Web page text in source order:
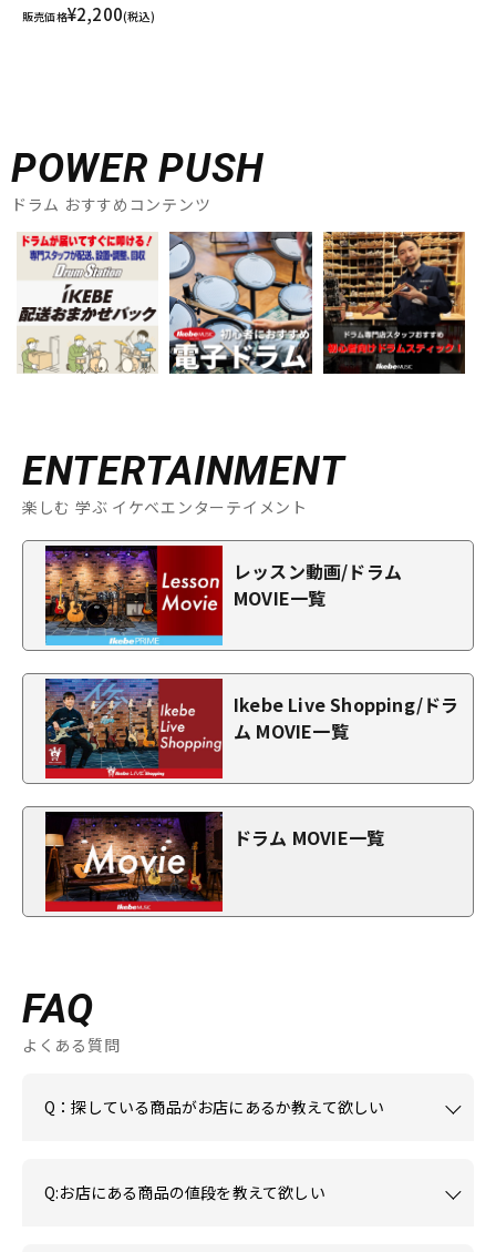
販売価格¥2,200(税込)
POWER PUSH
ドラム おすすめコンテンツ
ENTERTAINMENT
楽しむ 学ぶ イケベエンターテイメント
レッスン動画/ドラム
MOVIE一覧
Ikebe Live Shopping/ドラ
ム MOVIE一覧
ドラム MOVIE一覧
FAQ
よくある質問
Q：探している商品がお店にあるか教えて欲しい
Q:お店にある商品の値段を教えて欲しい